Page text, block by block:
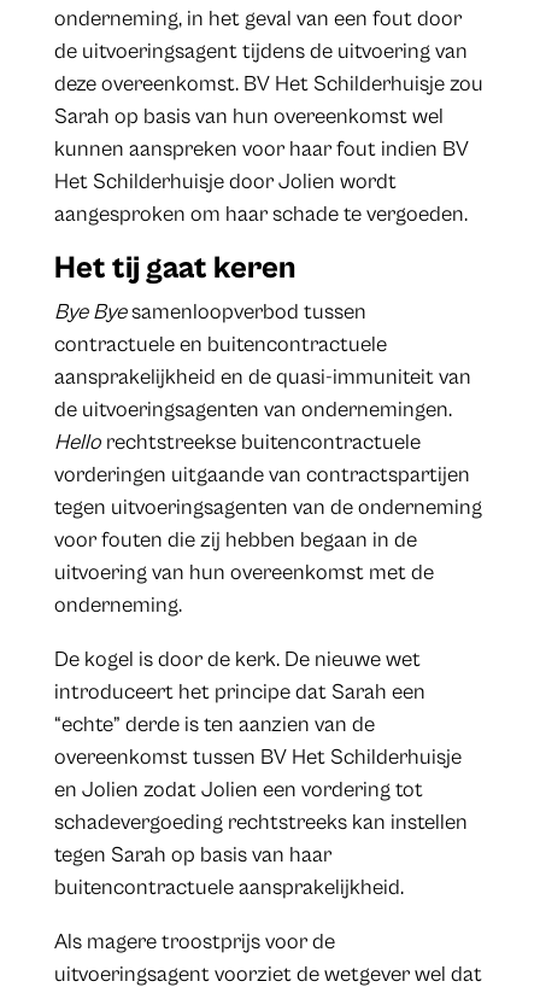
onderneming, in het geval van een fout door
de uitvoeringsagent tijdens de uitvoering van
deze overeenkomst. BV Het Schilderhuisje zou
Sarah op basis van hun overeenkomst wel
kunnen aanspreken voor haar fout indien BV
Het Schilderhuisje door Jolien wordt
aangesproken om haar schade te vergoeden.
Het tij gaat keren
Bye Byesamenloopverbod tussen
contractuele en buitencontractuele
aansprakelijkheid en de quasi-immuniteit van
de uitvoeringsagenten van ondernemingen.
Hello rechtstreekse buitencontractuele
vorderingen uitgaande van contractspartijen
tegen uitvoeringsagenten van de onderneming
voor fouten die zij hebben begaan in de
uitvoering van hun overeenkomst met de
onderneming.
De kogel is door de kerk. De nieuwe wet
introduceert het principe dat Sarah een
“echte” derde is ten aanzien van de
overeenkomst tussen BV Het Schilderhuisje
en Jolien zodat Jolien een vordering tot
schadevergoeding rechtstreeks kan instellen
tegen Sarah op basis van haar
buitencontractuele aansprakelijkheid.
Als magere troostprijs voor de
uitvoeringsagent voorziet de wetgever wel dat